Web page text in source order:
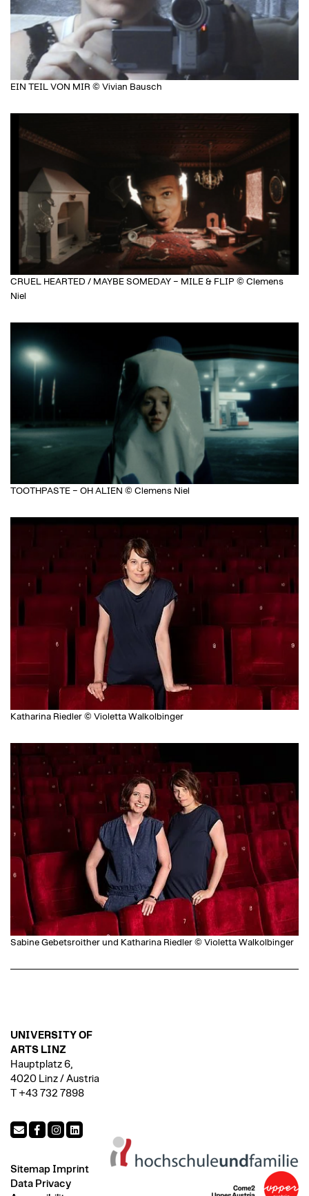
EIN TEIL VON MIR © Vivian Bausch
CRUEL HEARTED / MAYBE SOMEDAY – MILE & FLIP © Clemens
Niel
TOOTHPASTE – OH ALIEN © Clemens Niel
Katharina Riedler © Violetta Walkolbinger
Sabine Gebetsroither und Katharina Riedler © Violetta Walkolbinger
UNIVERSITY OF
ARTS LINZ
Hauptplatz 6,
4020 Linz / Austria
T +43 732 7898
Sitemap Imprint
Data Privacy